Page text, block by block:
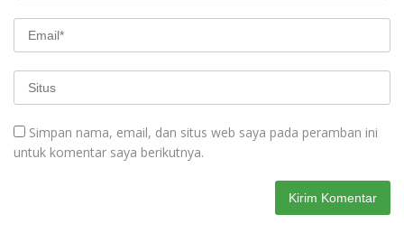
Simpan nama, email, dan situs web saya pada peramban ini
untuk komentar saya berikutnya.